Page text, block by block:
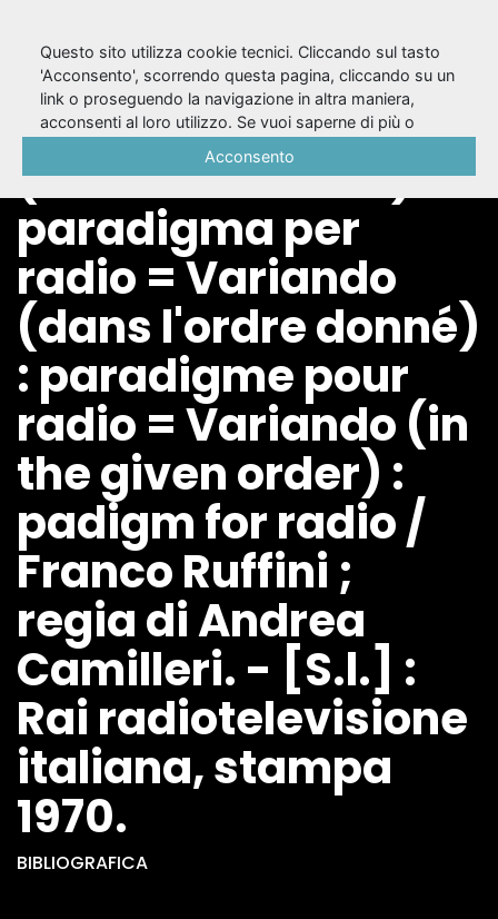
Variando
(nell'ordine dato) :
paradigma per
radio = Variando
(dans l'ordre donné)
: paradigme pour
radio = Variando (in
the given order) :
padigm for radio /
Franco Ruffini ;
regia di Andrea
Camilleri. - [S.l.] :
Rai radiotelevisione
italiana, stampa
1970.
BIBLIOGRAFICA
Questo sito utilizza cookie tecnici. Cliccando sul tasto
'Acconsento', scorrendo questa pagina, cliccando su un
link o proseguendo la navigazione in altra maniera,
acconsenti al loro utilizzo. Se vuoi saperne di più o
Acconsento